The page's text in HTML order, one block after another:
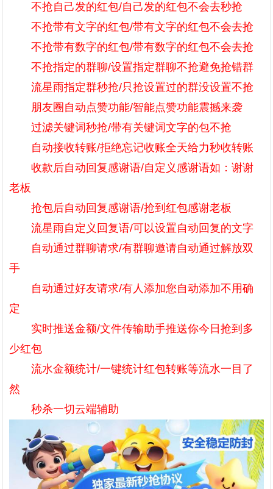
不抢自己发的红包/自己发的红包不会去秒抢
不抢带有文字的红包/带有文字的红包不会去抢
不抢带有数字的红包/带有数字的红包不会去抢
不抢指定的群聊/设置指定群聊不抢避免抢错群
流星雨指定群秒抢/只抢设置过的群没设置不抢
朋友圈自动点赞功能/智能点赞功能震撼来袭
过滤关键词秒抢/带有关键词文字的包不抢
自动接收转账/拒绝忘记收账全天给力秒收转账
收款后自动回复感谢语/自定义感谢语如：谢谢
老板
抢包后自动回复感谢语/抢到红包感谢老板
流星雨自定义回复语/可以设置自动回复的文字
自动通过群聊请求/有群聊邀请自动通过解放双
手
自动通过好友请求/有人添加您自动添加不用确
定
实时推送金额/文件传输助手推送你今日抢到多
少红包
流水金额统计/一键统计红包转账等流水一目了
然
秒杀一切云端辅助